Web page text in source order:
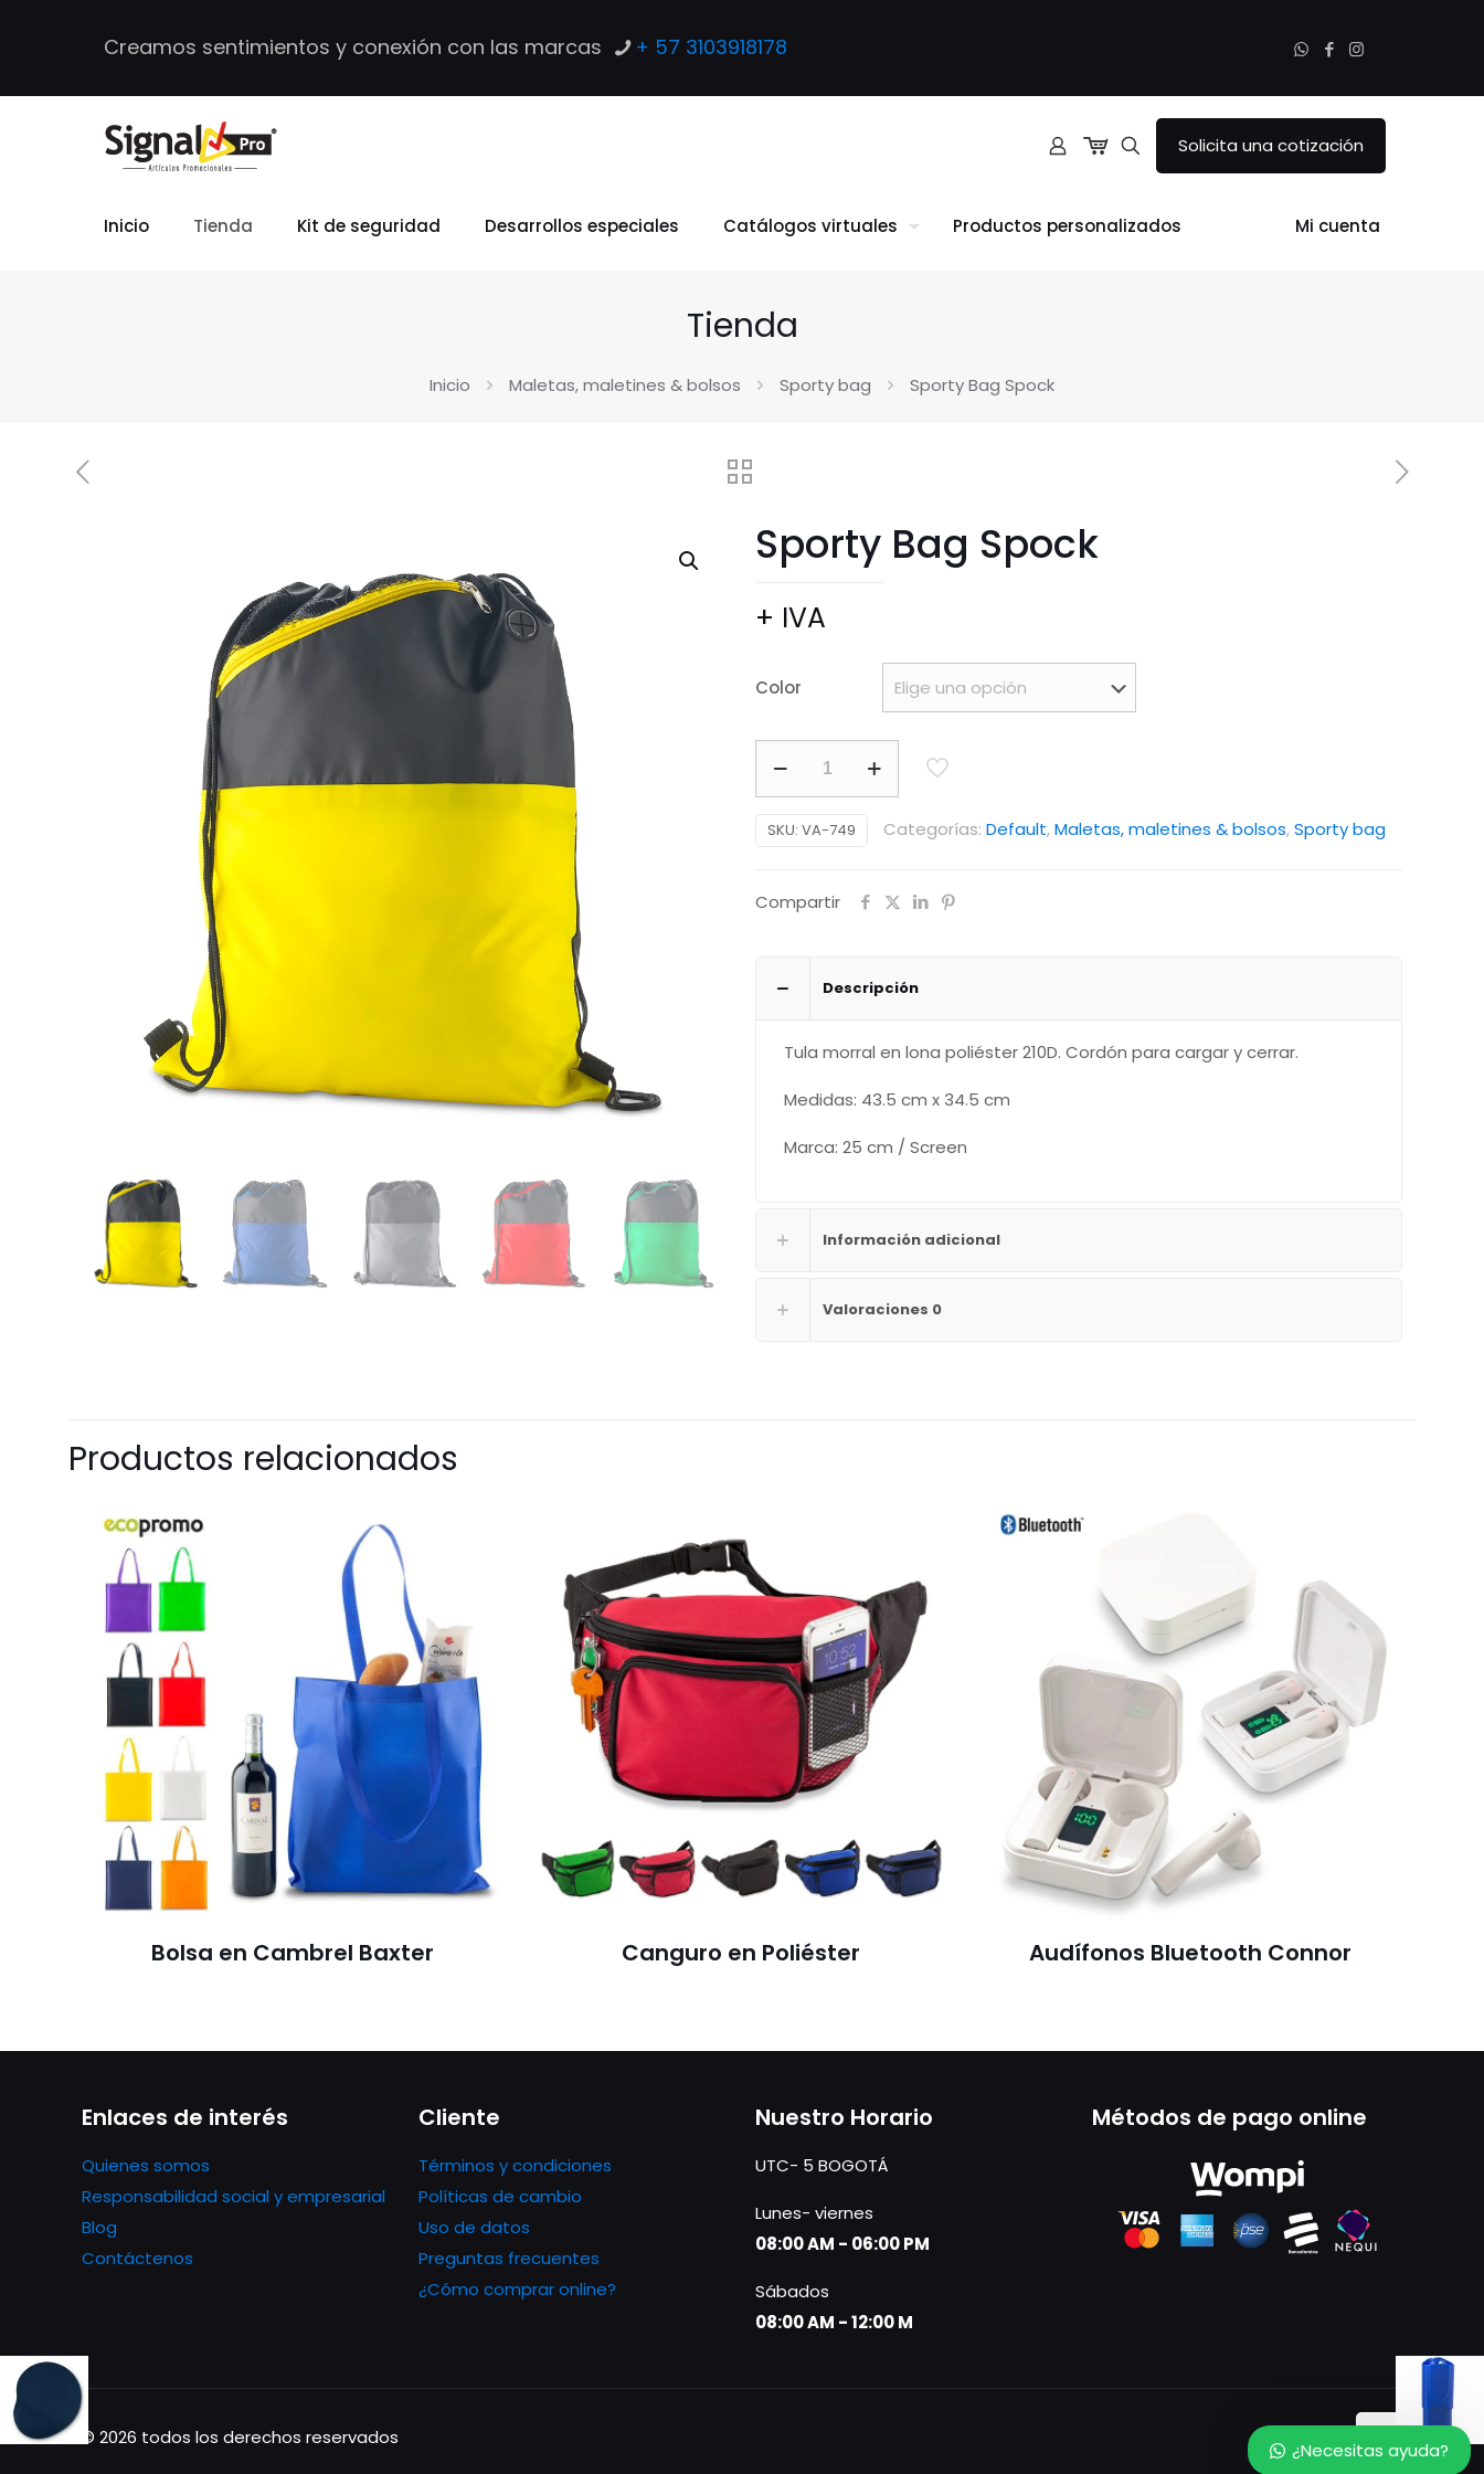
Creamos sentimientos y conexión con las marcas + 57 3103918178
Solicita una cotización
Inicio Tienda Kit de seguridad Desarrollos especiales Catálogos virtuales Productos personalizados Mi cuenta
Tienda
Inicio Maletas, maletines & bolsos Sporty bag Sporty Bag Spock
Sporty Bag Spock
+ IVA
Color
Spock
cantidad
SKU: VA-749 Categorías: Default,Maletas, maletines & bolsos,Sporty bag
Compartir
Descripción
Tula morral en lona poliéster 210D. Cordón para cargar y cerrar.
Medidas: 43.5 cm x 34.5 cm
Marca: 25 cm / Screen
Información adicional
Valoraciones 0
Productos relacionados
Bolsa en Cambrel Baxter Canguro en Poliéster Audífonos Bluetooth Connor
Enlaces de interés
Quienes somos
Responsabilidad social y empresarial
Blog
Contáctenos
Cliente
Términos y condiciones
Políticas de cambio
Uso de datos
Preguntas frecuentes
¿Cómo comprar online?
Nuestro Horario
UTC- 5 BOGOTÁ
Lunes- viernes
08:00 AM - 06:00 PM
Sábados
08:00 AM - 12:00 M
Métodos de pago online
© 2026 todos los derechos reservados
¿Necesitas ayuda?